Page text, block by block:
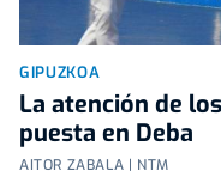
GIPUZKOA
La atención de
puesta en Deba
AITOR ZABALA | NTM